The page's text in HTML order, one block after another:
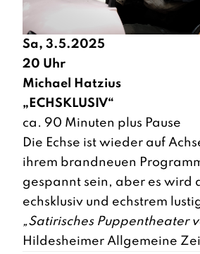
Sa, 3.5.2025
20 Uhr
Michael Hatzius
„ ECHSKLUSIV“
ca. 90 Minuten plus Pause
Die Echse ist wieder auf
ihrem brandneuen
gespannt sein, aber es wird
echsklusiv und echstrem
„Satirisches Puppentheater
Hildesheimer Allgemeine